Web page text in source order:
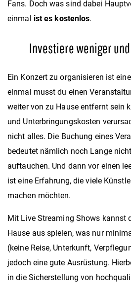
Fans. Doch was sind dabei
einmal istes kostenlos.
Investiere weniger
Ein Konzert zu organisieren ist
einmal musst du einen
weiter von zu Hause entfernt sein
und Unterbringungskosten
nicht alles. Die Buchung eines
bedeutet nämlich noch Lange
auftauchen. Und dann vor einen
ist eine Erfahrung, die viele
machen möchten.
Mit Live Streaming Shows kannst
Hause aus spielen, was nur
(keine Reise, Unterkunft,
jedoch eine gute Ausrüstung.
in die Sicherstellung von